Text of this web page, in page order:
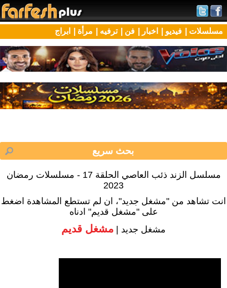
مسلسلات | فيديو | اخبار | فن | ترفيه | مرأة | ابراج
مسلسل الزند ذئب العاصي الحلقة 17 - مسلسلات رمضان
2023
انت تشاهد من "مشغل جديد"، ان لم تستطع المشاهدة اضغط
على "مشغل قديم" ادناه
مشغل جديد | مشغل قديم